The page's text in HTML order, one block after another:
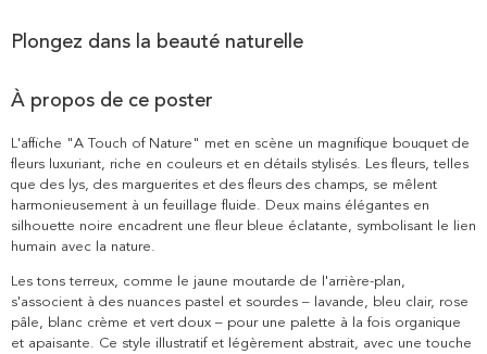
Plongez dans la beauté naturelle
À propos de ce poster
L'affiche "A Touch of Nature" met en scène un magnifique bouquet de
fleurs luxuriant, riche en couleurs et en détails stylisés. Les fleurs, telles
que des lys, des marguerites et des fleurs des champs, se mêlent
harmonieusement à un feuillage fluide. Deux mains élégantes en
silhouette noire encadrent une fleur bleue éclatante, symbolisant le lien
humain avec la nature.
Les tons terreux, comme le jaune moutarde de l'arrière-plan,
s'associent à des nuances pastel et sourdes – lavande, bleu clair, rose
pâle, blanc crème et vert doux – pour une palette à la fois organique
et apaisante. Ce style illustratif et légèrement abstrait, avec une touche